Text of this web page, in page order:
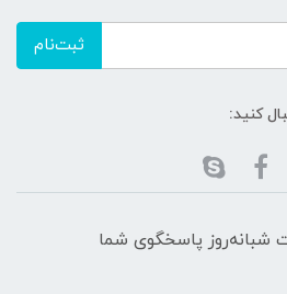
ثبت‌نام
کنید:
هفته ، ۲۴ ساعت شبانه‌روز پاسخگوی شما